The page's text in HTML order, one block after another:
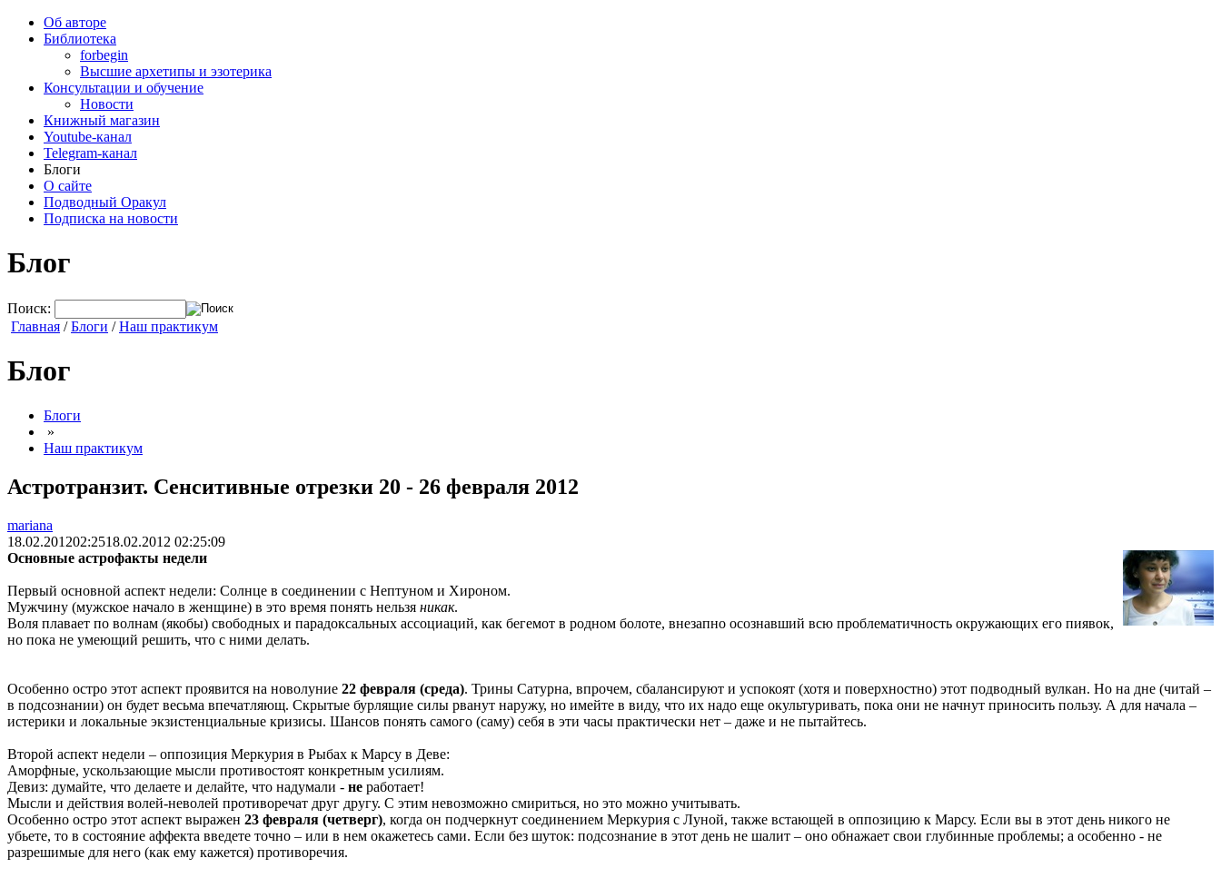
Об авторе
Библиотека
forbegin
Высшие архетипы и эзотерика
Консультации и обучение
Новости
Книжный магазин
Youtube-канал
Telegram-канал
Блоги
О сайте
Подводный Оракул
Подписка на новости
Блог
Поиск:
Главная /Блоги /Наш практикум
Блог
Блоги
»
Наш практикум
Астротранзит. Сенситивные отрезки 20 - 26 февраля 2012
mariana
18.02.201202:2518.02.2012 02:25:09
Основные астрофакты недели
Первый основной аспект недели: Солнце в соединении с Нептуном и Хироном.
Мужчину (мужское начало в женщине) в это время понять нельзя никак.
Воля плавает по волнам (якобы) свободных и парадоксальных ассоциаций, как бегемот в родном болоте, внезапно осознавший всю проблематичность окружающих его пиявок,
но пока не умеющий решить, что с ними делать.
Особенно остро этот аспект проявится на новолуние 22 февраля (среда). Трины Сатурна, впрочем, сбалансируют и успокоят (хотя и поверхностно) этот подводный вулкан. Но на дне (читай –
в подсознании) он будет весьма впечатляющ. Скрытые бурлящие силы рванут наружу, но имейте в виду, что их надо еще окультуривать, пока они не начнут приносить пользу. А для начала –
истерики и локальные экзистенциальные кризисы. Шансов понять самого (саму) себя в эти часы практически нет – даже и не пытайтесь.
Второй аспект недели – оппозиция Меркурия в Рыбах к Марсу в Деве:
Аморфные, ускользающие мысли противостоят конкретным усилиям.
Девиз: думайте, что делаете и делайте, что надумали - не работает!
Мысли и действия волей-неволей противоречат друг другу. С этим невозможно смириться, но это можно учитывать.
Особенно остро этот аспект выражен 23 февраля (четверг), когда он подчеркнут соединением Меркурия с Луной, также встающей в оппозицию к Марсу. Если вы в этот день никого не
убьете, то в состояние аффекта введете точно – или в нем окажетесь сами. Если без шуток: подсознание в этот день не шалит – оно обнажает свои глубинные проблемы; а особенно - не
разрешимые для него (как ему кажется) противоречия.